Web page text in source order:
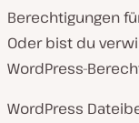
Berechtigungen
Oder bist du
WordPress-
WordPress